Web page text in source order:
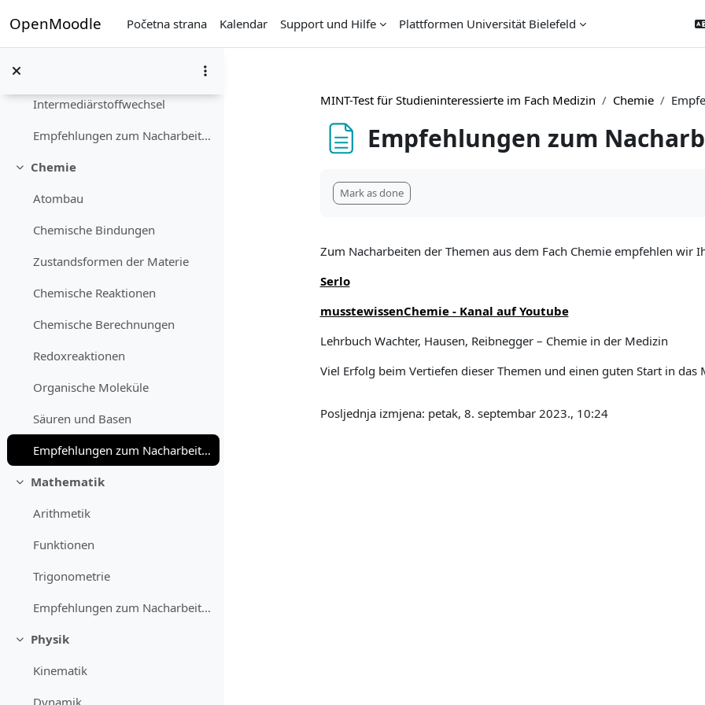
OpenMoodle Početna strana Kalendar Support und Hilfe Plattformen Universität Bielefeld
Intermediärstoffwechsel
Empfehlungen zum Nacharbeiten
SkupiChemie
Atombau
Chemische Bindungen
Zustandsformen der Materie
Chemische Reaktionen
Chemische Berechnungen
Redoxreaktionen
Organische Moleküle
Säuren und Basen
Empfehlungen zum Nacharbeiten
SkupiMathematik
Arithmetik
Funktionen
Trigonometrie
Empfehlungen zum Nacharbeiten
SkupiPhysik
Kinematik
MINT-Test für Studieninteressierte im Fach Medizin Chemie
Empfehlungen zum
Mark as done
Zum Nacharbeiten der Themen aus dem Fach Chemie empfehlen wir
Serlo
musstewissenChemie - Kanal auf Youtube
Lehrbuch Wachter, Hausen, Reibnegger – Chemie in der Medizin
Viel Erfolg beim Vertiefen dieser Themen und einen guten Start in das
Posljednja izmjena: petak, 8. septembar 2023., 10:24